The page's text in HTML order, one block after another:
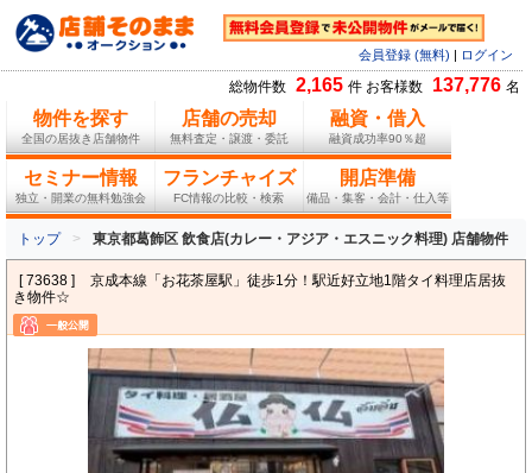
会員登録 (無料) ログイン
総物件数 2,165 件 お客様数 137,776 名
物件を探す
全国の居抜き店舗物件
店舗の売却
無料査定・譲渡・委託
融資・借入
融資成功率90％超
セミナー情報
独立・開業の無料勉強会
フランチャイズ
FC情報の比較・検索
開店準備
備品・集客・会計・仕入等
トップ 東京都葛飾区 飲食店(カレー・アジア・エスニック料理) 店舗物件
[ 73638 ]
京成本線「お花茶屋駅」徒歩1分！駅近好立地1階タイ料理店居抜
き物件☆